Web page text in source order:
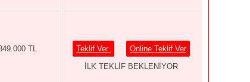
TL Teklif Ver
Online Teklif Ver
İLK TEKLİF BEKLENİYOR